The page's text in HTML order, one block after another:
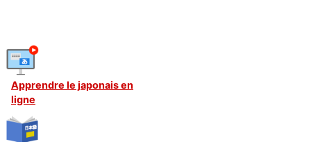
Apprendre le japonais en
ligne